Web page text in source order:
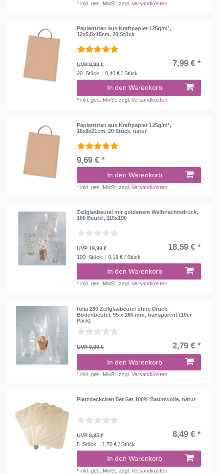
*inkl. ges. MwSt. zzgl.Versandkosten
Papiertüten aus Kraftpapier 125g/m²,
12x5,5x15cm, 20 Stück
UVP 9,99 € 7,99 € *
20 Stück | 0,40 € / Stück
In den Warenkorb
*inkl. ges. MwSt. zzgl.Versandkosten
Papiertüten aus Kraftpapier 125g/m²,
18x8x21cm, 20 Stück, natur
9,69 € *
In den Warenkorb
*inkl. ges. MwSt. zzgl.Versandkosten
Zellglasbeutel mit goldenem Weihnachtsdruck,
100 Beutel, 115x190
UVP 19,99 € 18,59 € *
100 Stück | 0,19 € / Stück
In den Warenkorb
*inkl. ges. MwSt. zzgl.Versandkosten
folia 280 Zellglasbeutel ohne Druck,
Bodenbeutel, 95 x 160 mm, transparent (10er
Pack)
UVP 9,99 € 2,79 € *
In den Warenkorb
*inkl. ges. MwSt. zzgl.Versandkosten
Platzdeckchen 5er Set 100% Baumwolle, natur
UVP 9,95 € 8,49 € *
5 Stück | 1,70 € / Stück
In den Warenkorb
*inkl. ges. MwSt. zzgl.Versandkosten